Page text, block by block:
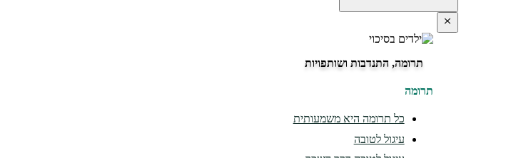
תרומה, התנדבות ושותפויות
תרומה
כל תרומה היא משמעותית
עיגול לטובה